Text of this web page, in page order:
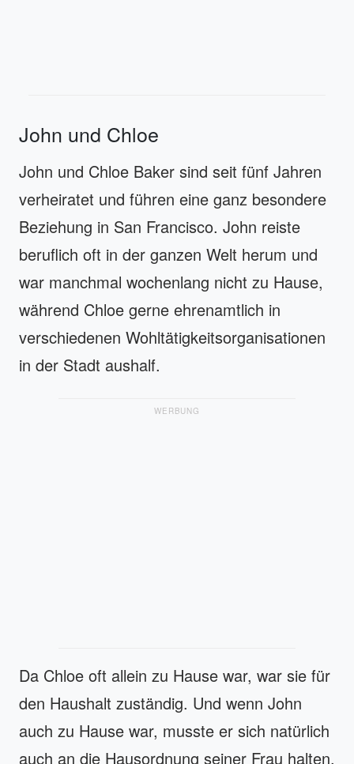
John und Chloe
John und Chloe Baker sind seit fünf Jahren
verheiratet und führen eine ganz besondere
Beziehung in San Francisco. John reiste
beruflich oft in der ganzen Welt herum und
war manchmal wochenlang nicht zu Hause,
während Chloe gerne ehrenamtlich in
verschiedenen Wohltätigkeitsorganisationen
in der Stadt aushalf.
WERBUNG
Da Chloe oft allein zu Hause war, war sie für
den Haushalt zuständig. Und wenn John
auch zu Hause war, musste er sich natürlich
auch an die Hausordnung seiner Frau halten.